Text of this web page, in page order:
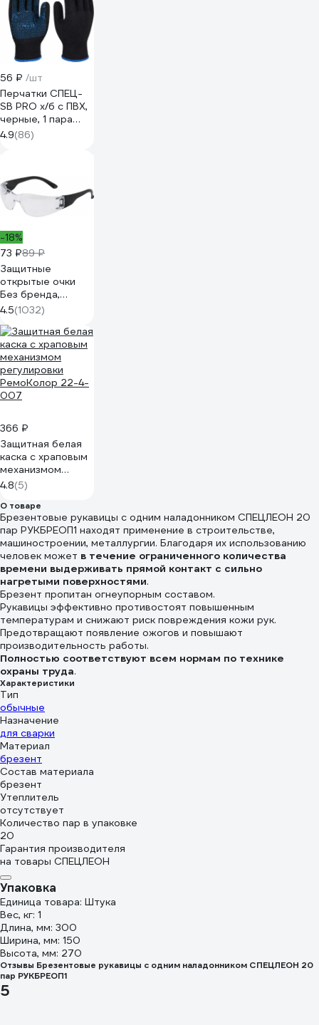
56 ₽ /шт
Перчатки СПЕЦ-
SB PRO х/б с ПВХ,
черные, 1 пара
3.1211.011
4.9(86)
-18%
73 ₽89 ₽
Защитные
открытые очки
Без бренда,
поликарбонатные,
прозрачные
ОЧК201 0-13021
89171
4.5(1032)
366 ₽
Защитная белая
каска с храповым
механизмом
регулировки
РемоКолор 22-4-
007
4.8(5)
О товаре
Брезентовые рукавицы с одним наладонником СПЕЦЛЕОН 20
пар РУКБРЕОП1 находят применение в строительстве,
машиностроении, металлургии. Благодаря их использованию
человек может в течение ограниченного количества
времени выдерживать прямой контакт с сильно
нагретыми поверхностями.
Брезент пропитан огнеупорным составом.
Рукавицы эффективно противостоят повышенным
температурам и снижают риск повреждения кожи рук.
Предотвращают появление ожогов и повышают
производительность работы.
Полностью соответствуют всем нормам по технике
охраны труда.
Характеристики
Тип
обычные
Назначение
для сварки
Материал
брезент
Состав материала
брезент
Утеплитель
отсутствует
Количество пар в упаковке
20
Гарантия производителя
на товары СПЕЦЛЕОН
Упаковка
Единица товара: Штука
Вес, кг: 1
Длина, мм: 300
Ширина, мм: 150
Высота, мм: 270
Отзывы Брезентовые рукавицы с одним наладонником СПЕЦЛЕОН 20
пар РУКБРЕОП1
5